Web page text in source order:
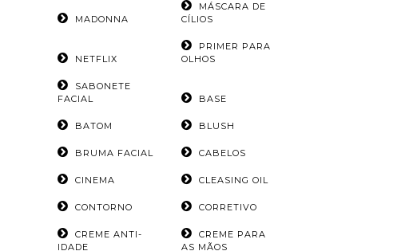
MADONNA
MÁSCARA DE
CÍLIOS
NETFLIX
PRIMER PARA
OLHOS
SABONETE
FACIAL
BASE
BATOM BLUSH
BRUMA FACIAL CABELOS
CINEMA CLEASING OIL
CONTORNO CORRETIVO
CREME ANTI-
IDADE
CREME PARA
AS MÃOS